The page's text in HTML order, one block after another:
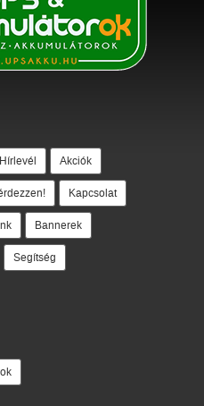
Hírlevél Akciók
Kapcsolat
Bannerek
Segítség